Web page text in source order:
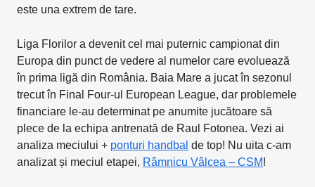
este una extrem de tare.
Liga Florilor a devenit cel mai puternic campionat din
Europa din punct de vedere al numelor care evoluează
în prima ligă din România. Baia Mare a jucat în sezonul
trecut în Final Four-ul European League, dar problemele
financiare le-au determinat pe anumite jucătoare să
plece de la echipa antrenată de Raul Fotonea. Vezi ai
analiza meciului + ponturi handbal de top! Nu uita c-am
analizat și meciul etapei, Râmnicu Vâlcea – CSM!